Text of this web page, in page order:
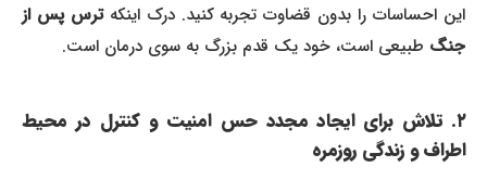
این احساسات را بدون قضاوت تجربه کنید. درک اینکهترس پس از
جنگطبیعی است، خود یک قدم بزرگ به سوی درمان است.
۲. تلاش برای ایجاد مجدد حس امنیت و کنترل در محیط
اطراف و زندگی روزمره